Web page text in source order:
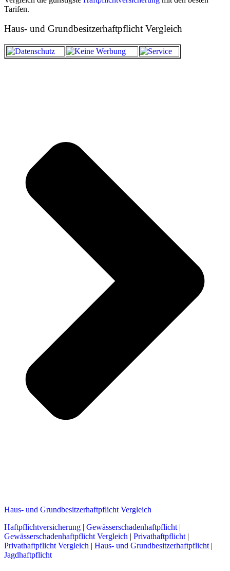
Tarifen.
Haus- und Grundbesitzerhaftpflicht Vergleich
Haus- und Grundbesitzerhaftpflicht Vergleich
Haftpflichtversicherung | Gewässerschadenhaftpflicht |
Gewässerschadenhaftpflicht Vergleich | Privathaftpflicht |
Privathaftpflicht Vergleich | Haus- und Grundbesitzerhaftpflicht |
Jagdhaftpflicht